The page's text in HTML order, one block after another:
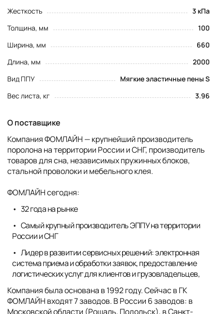
Жесткость
3 кПа
Толщина, мм
100
Ширина, мм
660
Длина, мм
2000
Вид ППУ
Мягкие эластичные пены S
Вес листа, кг
3.96
О поставщике
Компания ФОМЛАЙН — крупнейший производитель
поролона на территории России и СНГ, производитель
товаров для сна, независимых пружинных блоков,
стальной проволоки и мебельного клея.
ФОМЛАЙН сегодня:
32 года на рынке
Самый крупный производитель ЭППУ на территории
России и СНГ
Лидер в развитии сервисных решений: электронная
система приема и обработки заявок, предоставление
логистических услуг для клиентов и грузовладельцев,
Компания была основана в 1992 году. Сейчас в ГК
ФОМЛАЙН входят 7 заводов. В России 6 заводов: в
Московской области (Рошаль, Подольск), в Санкт-